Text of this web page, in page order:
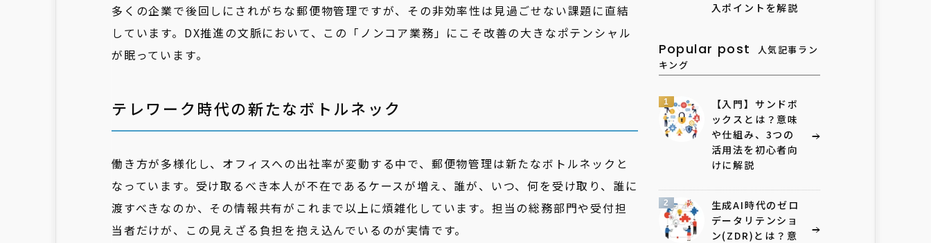
多くの企業で後回しにされがちな郵便物管理ですが、その非効率性は見過ごせない課題に直結
しています。DX推進の文脈において、この「ノンコア業務」にこそ改善の大きなポテンシャル
が眠っています。
テレワーク時代の新たなボトルネック
働き方が多様化し、オフィスへの出社率が変動する中で、郵便物管理は新たなボトルネックと
なっています。受け取るべき本人が不在であるケースが増え、誰が、いつ、何を受け取り、誰に
渡すべきなのか、その情報共有がこれまで以上に煩雑化しています。担当の総務部門や受付担
当者だけが、この見えざる負担を抱え込んでいるのが実情です。
入ポイントを解説
Popular post
人気記事ラン
キング
1
【入門】サンドボ
ックスとは？意味
や仕組み、3つの
活用法を初心者向
けに解説
2
生成AI時代のゼロ
データリテンショ
ン(ZDR)とは？意